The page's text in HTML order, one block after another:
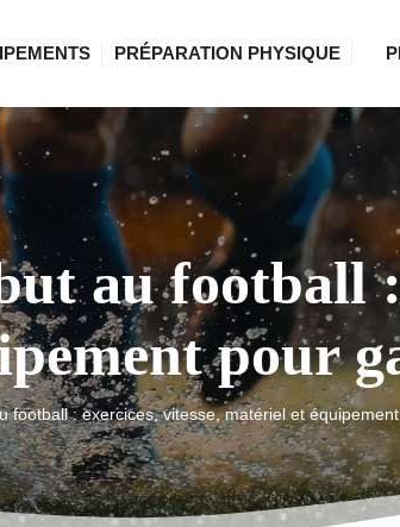
PRÉPARATION PHYSIQUE
au football :
pour
football : exercices, vitesse, matériel et